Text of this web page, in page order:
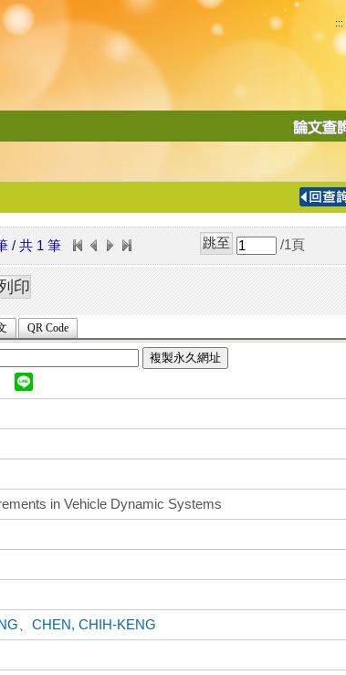
:::
導
/ 共 1 筆 /1 頁
QR Code
複製永久網址
in Vehicle Dynamic Systems
、CHEN, CHIH-KENG